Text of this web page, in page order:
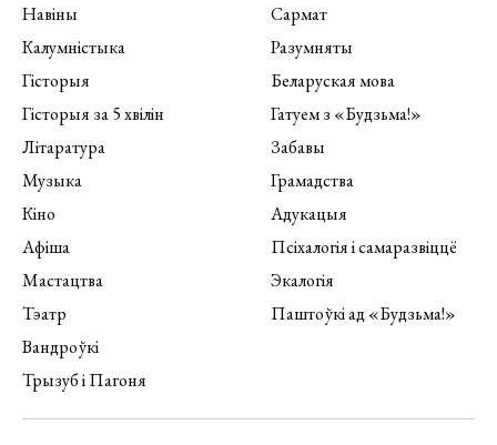
Навіны
Калумністыка
Гісторыя
Гісторыя за 5 хвілін
Літаратура
Музыка
Кіно
Афіша
Мастацтва
Тэатр
Вандроўкі
Трызуб і Пагоня
Сармат
Разумняты
Беларуская мова
Гатуем з «Будзьма!»
Забавы
Грамадства
Адукацыя
Псіхалогія і самаразвіццё
Экалогія
Паштоўкі ад «Будзьма!»